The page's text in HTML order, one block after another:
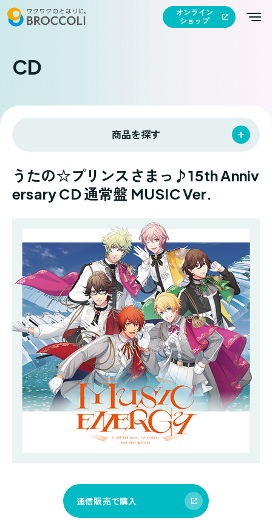
オンライン
ショップ
CD
商品を探す
うたの☆プリンスさまっ♪15th Anniv
ersary CD 通常盤 MUSIC Ver.
通信販売で購入